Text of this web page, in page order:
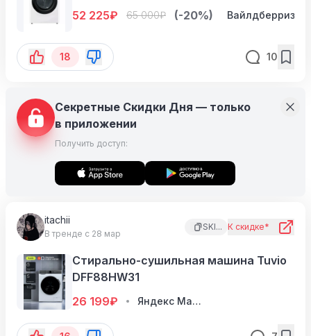
52 225₽ 65 000₽ (-20%) Вайлдберриз
18 10
Секретные Скидки Дня — только
в приложении
Получить доступ:
itachii
В тренде с 28 мар
К скидке*
SKI...
Стирально-сушильная машина Tuvio
DFF88HW31
26 199₽ Яндекс Маркет